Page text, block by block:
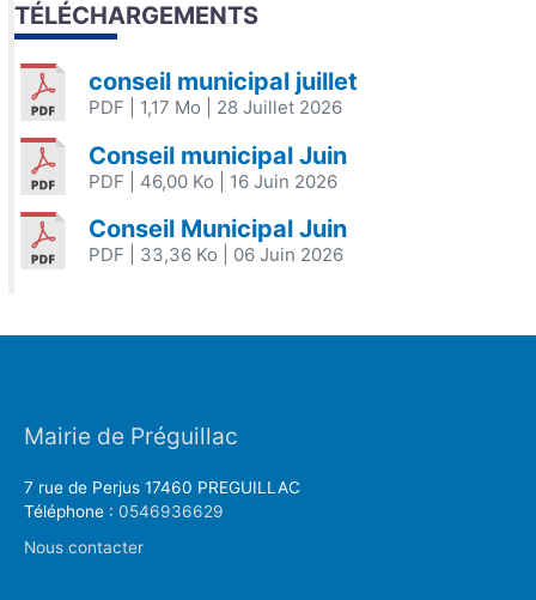
TÉLÉCHARGEMENTS
conseil municipal juillet
PDF | 1,17 Mo | 28 Juillet 2026
Conseil municipal Juin
PDF | 46,00 Ko | 16 Juin 2026
Conseil Municipal Juin
PDF | 33,36 Ko | 06 Juin 2026
Mairie de Préguillac
7 rue de Perjus 17460 PREGUILLAC
Téléphone : 0546936629
Nous contacter